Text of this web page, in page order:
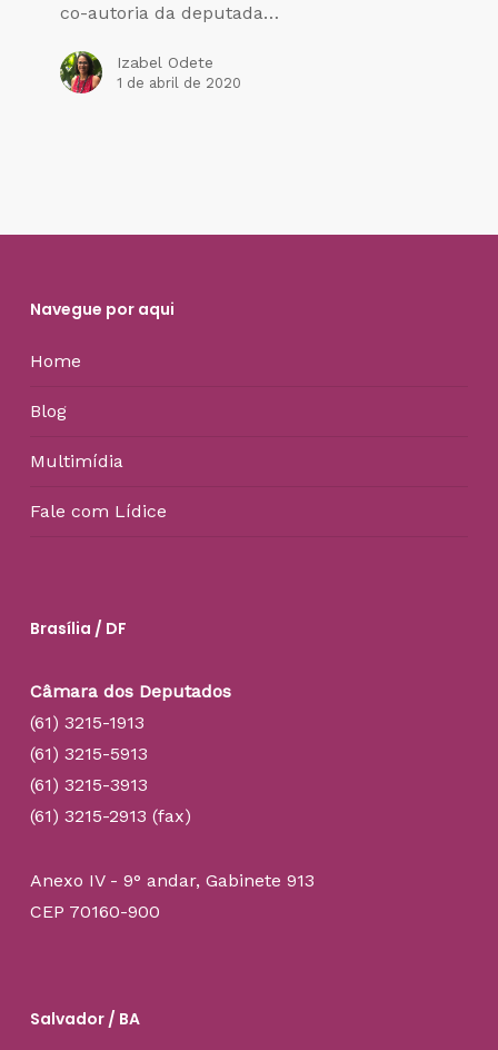
co-autoria da deputada…
Izabel Odete
1 de abril de 2020
Navegue por aqui
Home
Blog
Multimídia
Fale com Lídice
Brasília / DF
Câmara dos Deputados
(61) 3215-1913
(61) 3215-5913
(61) 3215-3913
(61) 3215-2913 (fax)
Anexo IV - 9° andar, Gabinete 913
CEP 70160-900
Salvador / BA